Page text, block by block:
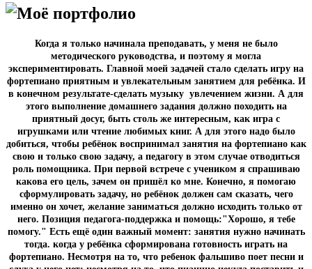
Моё портфолио
Когда я только начинала преподавать, у меня не было
методического руководства, и поэтому я могла
экспериментировать. Главной моей задачей стало сделать игру на
фортепиано приятным и увлекательным занятием для ребёнка. И
в конечном результате-сделать музыку увлечением жизни. А для
этого выполнение домашнего задания должно походить на
приятный досуг, быть столь же интересным, как игра с
игрушками или чтение любимых книг. А для этого надо было
добиться, чтобы ребёнок воспринимал занятия на фортепиано как
свою и только свою задачу, а педагогу в этом случае отводиться
роль помощника. При первой встрече с учеником я спрашиваю
какова его цель, зачем он пришёл ко мне. Конечно, я помогаю
сформулировать задачу, но ребёнок должен сам сказать, чего
именно он хочет, желание заниматься должно исходить только от
него. Позиция педагога-поддержка и помощь:"Хорошо, я тебе
помогу." Есть ещё один важный момент: занятия нужно начинать
тогда. когда у ребёнка сформирована готовность играть на
фортепиано. Несмотря на то, что ребенок фальшиво поет песни и